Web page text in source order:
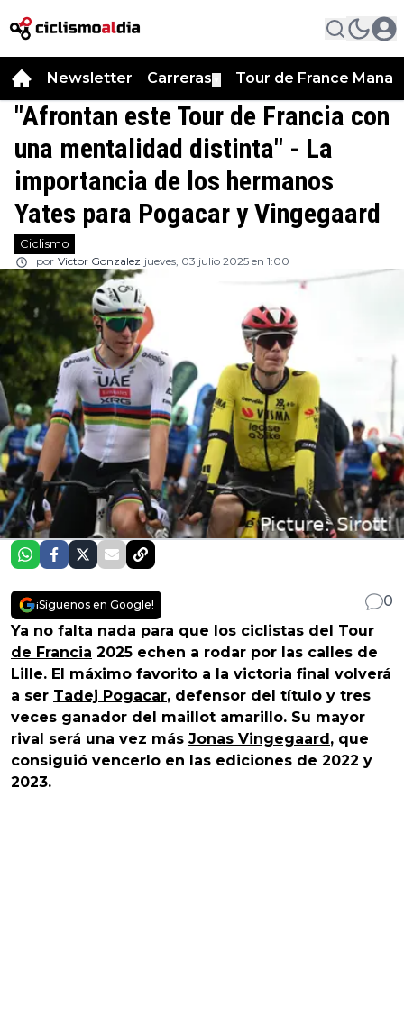
Newsletter Carreras Tour de France
"Afrontan este Tour de Francia con
una mentalidad distinta" - La
importancia de los hermanos
Yates para Pogacar y Vingegaard
Ciclismo
por Victor Gonzalez jueves, 03 julio 2025 en 1:00
¡Síguenos en Google!
0
Ya no falta nada para que los ciclistas del Tour
de Francia 2025 echen a rodar por las calles de
Lille. El máximo favorito a la victoria final volverá
a ser Tadej Pogacar, defensor del título y tres
veces ganador del maillot amarillo. Su mayor
rival será una vez más Jonas Vingegaard, que
consiguió vencerlo en las ediciones de 2022 y
2023.